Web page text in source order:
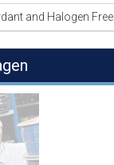
and Halogen Free